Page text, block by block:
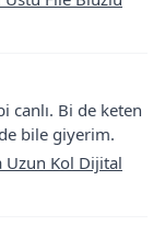
canlı. Bi de keten
bile giyerim.
Uzun Kol Dijital